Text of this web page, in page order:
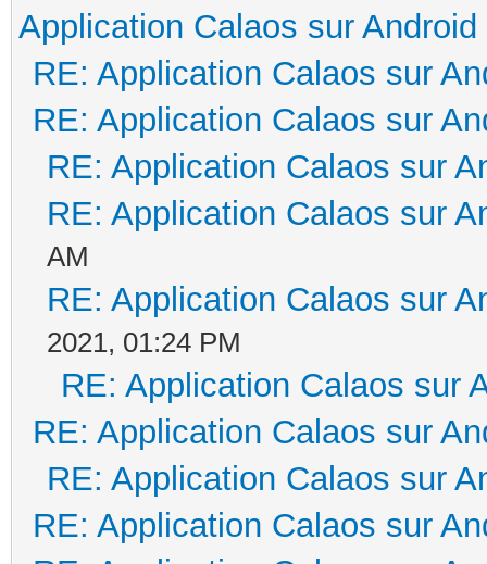
Application Calaos sur Android
RE: Application Calaos sur
RE: Application Calaos sur
RE: Application Calaos sur
RE: Application Calaos sur
AM
RE: Application Calaos sur
2021, 01:24 PM
RE: Application Calaos sur
RE: Application Calaos sur
RE: Application Calaos sur
RE: Application Calaos sur